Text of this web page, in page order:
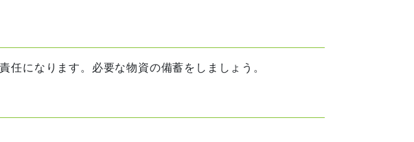
任になります。必要な物資の備蓄をしましょう。